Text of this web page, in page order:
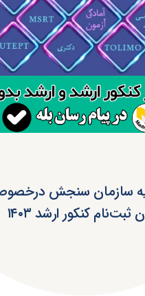
سازمان سنجش
ثبت‌نام کنکور ارشد ۱۴۰۳